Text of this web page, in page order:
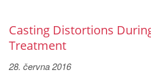
MAGMA Asia-Pacific, Singapore
Casting Distortions
Treatment
28. června 2016